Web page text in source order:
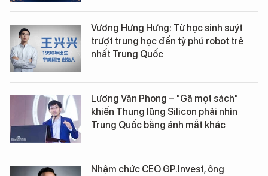
Vương Hưng Hưng: Từ học sinh suýt
trượt trung học đến tỷ phú robot trẻ
nhất Trung Quốc
Lương Văn Phong – "Gã mọt sách"
khiến Thung lũng Silicon phải nhìn
Trung Quốc bằng ánh mắt khác
Nhậm chức CEO GP.Invest, ông